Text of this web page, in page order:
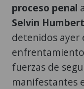
proceso penal a
Selvin
detenidos ayer
fuerzas de
manifestantes